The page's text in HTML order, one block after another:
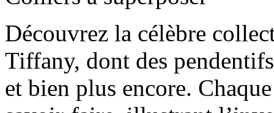
Découvrez la célèbre
Tiffany, dont des
et bien plus encore.